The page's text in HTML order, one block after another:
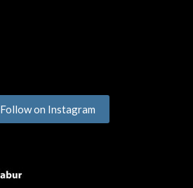
Follow on Instagram